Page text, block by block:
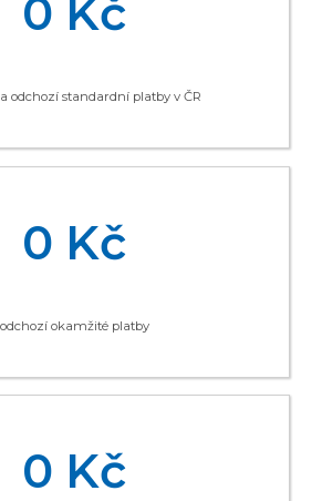
0 Kč
odchozí standardní platby v ČR
0 Kč
odchozí okamžité platby
0 Kč